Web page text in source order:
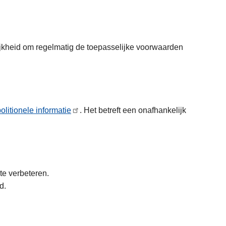
om regelmatig de toepasselijke voorwaarden
informatie . Het betreft een onafhankelijk
verbeteren.